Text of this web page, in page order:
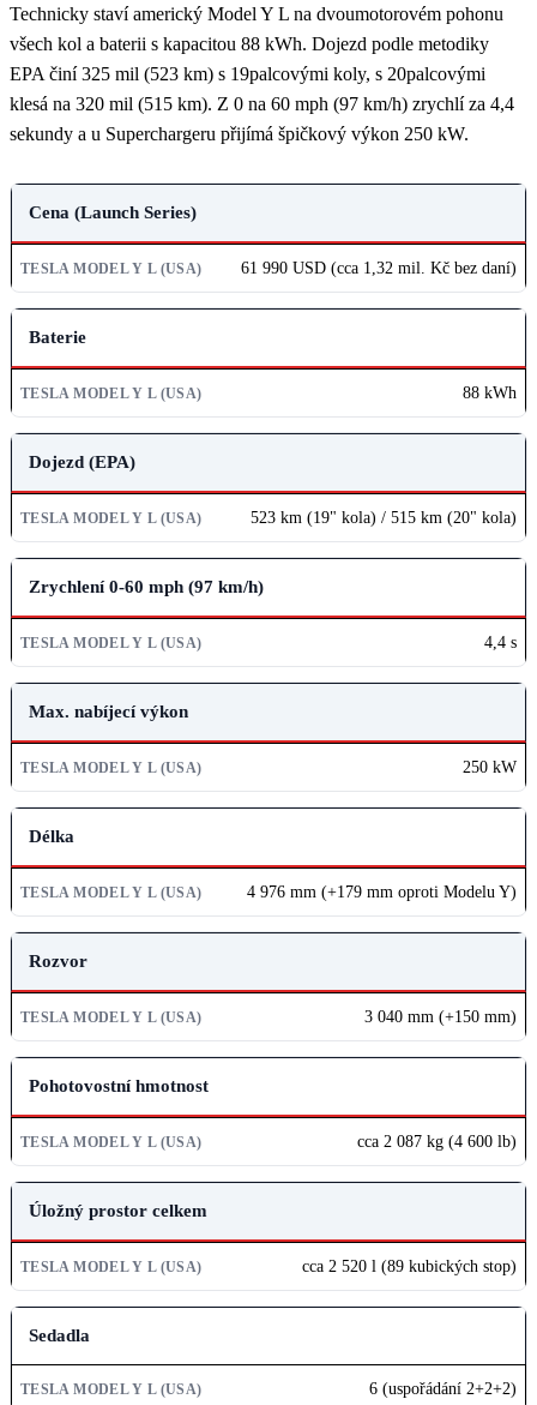
Technicky staví americký Model Y L na dvoumotorovém pohonu
všech kol a baterii s kapacitou 88 kWh. Dojezd podle metodiky
EPA činí 325 mil (523 km) s 19palcovými koly, s 20palcovými
klesá na 320 mil (515 km). Z 0 na 60 mph (97 km/h) zrychlí za 4,4
sekundy a u Superchargeru přijímá špičkový výkon 250 kW.
PARAMETR
TESLA MODEL Y L (USA)
Cena (Launch Series)
61 990 USD (cca 1,32 mil. Kč bez daní)
Baterie
88 kWh
Dojezd (EPA)
523 km (19" kola) / 515 km (20" kola)
Zrychlení 0-60 mph (97 km/h)
4,4 s
Max. nabíjecí výkon
250 kW
Délka
4 976 mm (+179 mm oproti Modelu Y)
Rozvor
3 040 mm (+150 mm)
Pohotovostní hmotnost
cca 2 087 kg (4 600 lb)
Úložný prostor celkem
cca 2 520 l (89 kubických stop)
Sedadla
6 (uspořádání 2+2+2)